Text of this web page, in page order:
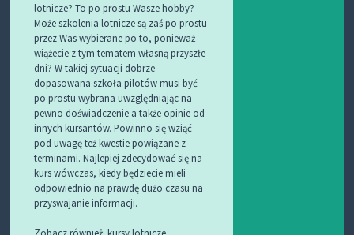
lotnicze? To po prostu Wasze hobby?
Może szkolenia lotnicze są zaś po prostu
przez Was wybierane po to, ponieważ
wiążecie z tym tematem własną przyszłe
dni? W takiej sytuacji dobrze
dopasowana szkoła pilotów musi być
po prostu wybrana uwzględniając na
pewno doświadczenie a także opinie od
innych kursantów. Powinno się wziąć
pod uwagę też kwestie powiązane z
terminami. Najlepiej zdecydować się na
kurs wówczas, kiedy będziecie mieli
odpowiednio na prawdę dużo czasu na
przyswajanie informacji.
Zobacz również: kursy lotnicze.